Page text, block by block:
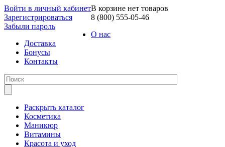
Войти в личный кабинет
Зарегистрироваться
Забыли пароль
В корзине нет товаров
8 (800) 555-05-46
О нас
Доставка
Бонусы
Контакты
Раскрыть каталог
Косметика
Маникюр
Витамины
Красота и уход